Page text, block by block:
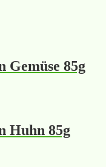
Gemüse 85g
Huhn 85g